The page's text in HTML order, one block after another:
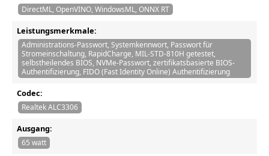
DirectML, OpenVINO, WindowsML, ONNX RT
Leistungsmerkmale:
Administrations-Passwort, Systemkennwort, Passwort für
Stromeinschaltung, RapidCharge, MIL-STD-810H getestet,
selbstheilendes BIOS, NVMe-Passwort, zertifikatsbasierte BIOS-
Authentifizierung, FIDO (Fast Identity Online) Authentifizierung
Codec:
Realtek ALC3306
Ausgang:
65 watt